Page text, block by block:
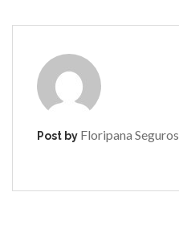
Post by Floripana Seguros